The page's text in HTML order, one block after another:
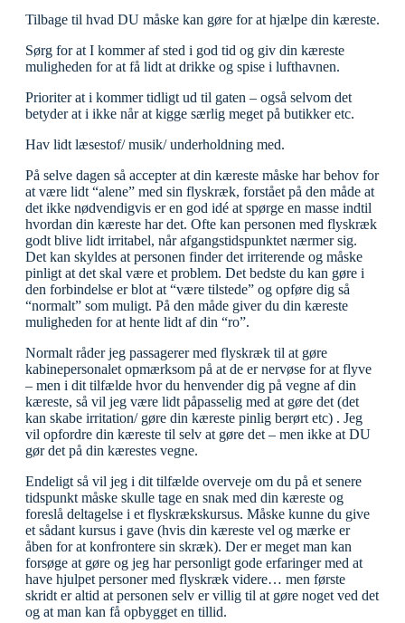
Tilbage til hvad DU måske kan gøre for at hjælpe din kæreste.
Sørg for at I kommer af sted i god tid og giv din kæreste
muligheden for at få lidt at drikke og spise i lufthavnen.
Prioriter at i kommer tidligt ud til gaten – også selvom det
betyder at i ikke når at kigge særlig meget på butikker etc.
Hav lidt læsestof/ musik/ underholdning med.
På selve dagen så accepter at din kæreste måske har behov for
at være lidt “alene” med sin flyskræk, forstået på den måde at
det ikke nødvendigvis er en god idé at spørge en masse indtil
hvordan din kæreste har det. Ofte kan personen med flyskræk
godt blive lidt irritabel, når afgangstidspunktet nærmer sig.
Det kan skyldes at personen finder det irriterende og måske
pinligt at det skal være et problem. Det bedste du kan gøre i
den forbindelse er blot at “være tilstede” og opføre dig så
“normalt” som muligt. På den måde giver du din kæreste
muligheden for at hente lidt af din “ro”.
Normalt råder jeg passagerer med flyskræk til at gøre
kabinepersonalet opmærksom på at de er nervøse for at flyve
– men i dit tilfælde hvor du henvender dig på vegne af din
kæreste, så vil jeg være lidt påpasselig med at gøre det (det
kan skabe irritation/ gøre din kæreste pinlig berørt etc) . Jeg
vil opfordre din kæreste til selv at gøre det – men ikke at DU
gør det på din kærestes vegne.
Endeligt så vil jeg i dit tilfælde overveje om du på et senere
tidspunkt måske skulle tage en snak med din kæreste og
foreslå deltagelse i et flyskrækskursus. Måske kunne du give
et sådant kursus i gave (hvis din kæreste vel og mærke er
åben for at konfrontere sin skræk). Der er meget man kan
forsøge at gøre og jeg har personligt gode erfaringer med at
have hjulpet personer med flyskræk videre… men første
skridt er altid at personen selv er villig til at gøre noget ved det
og at man kan få opbygget en tillid.